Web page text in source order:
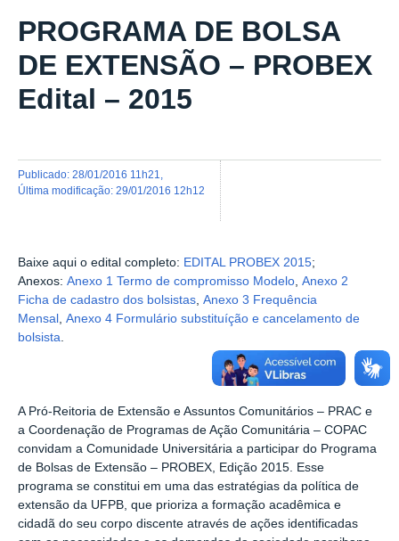
PROGRAMA DE BOLSA
DE EXTENSÃO – PROBEX
Edital – 2015
publicado: 28/01/2016 11h21
última modificação: 29/01/2016 12h12
Baixe aqui o edital completo: EDITAL PROBEX 2015;
Anexos: Anexo 1 Termo de compromisso Modelo Anexo 2
Ficha de cadastro dos bolsistas Anexo 3 Frequência
Mensal
Anexo 4 Formulário substituíção e cancelamento de
bolsista
A Pró-Reitoria de Extensão e Assuntos Comunitários – PRAC e
a Coordenação de Programas de Ação Comunitária – COPAC
convidam a Comunidade Universitária a participar do Programa
de Bolsas de Extensão – PROBEX, Edição 2015. Esse
programa se constitui em uma das estratégias da política de
extensão da UFPB, que prioriza a formação acadêmica e
cidadã do seu corpo discente através de ações identificadas